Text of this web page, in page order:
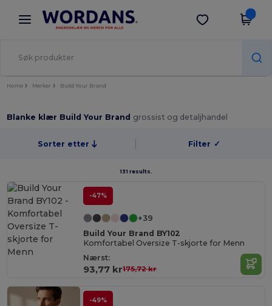
× Wordans-app
Bedre priser i appen!
Last ned app
Home Merker Build Your Brand
Blanke klær Build Your Brand grossist og detaljhandel
Sorter etter Filter ✓
131 results.
-47%
+39
Build Your Brand BY102
Komfortabel Oversize T-skjorte for Menn
Nærst:
93,77 kr175,72 kr
-49%